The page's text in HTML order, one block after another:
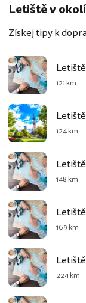
Letiště v okolí
Získej tipy k
121 km
124 km
148 km
169 km
224 km